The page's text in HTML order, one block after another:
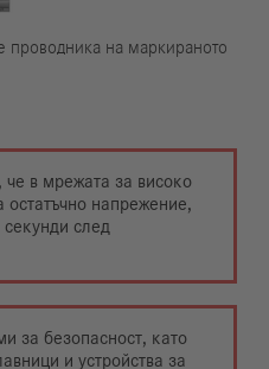
проводника на маркираното
че в мрежата за високо
напрежение,
след
за безопасност, като
и устройства за